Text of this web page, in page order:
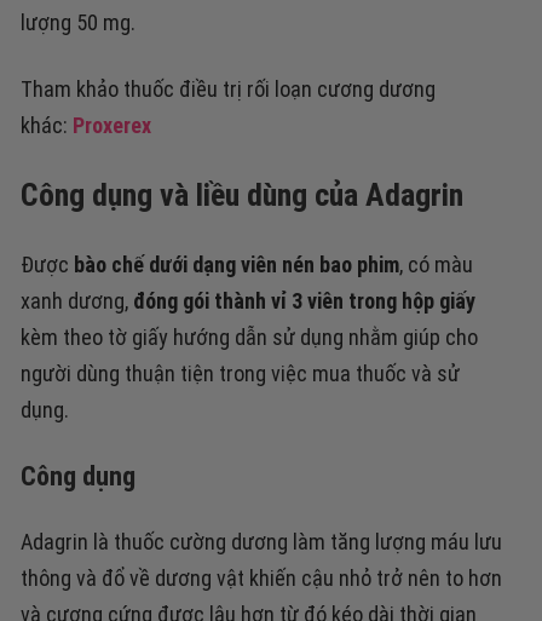
lượng 50 mg.
Tham khảo thuốc điều trị rối loạn cương dương
khác: Proxerex
Công dụng và liều dùng của Adagrin
Được bào chế dưới dạng viên nén bao phim, có màu
xanh dương, đóng gói thành vỉ 3 viên trong hộp giấy
kèm theo tờ giấy hướng dẫn sử dụng nhằm giúp cho
người dùng thuận tiện trong việc mua thuốc và sử
dụng.
Công dụng
Adagrin là thuốc cường dương làm tăng lượng máu lưu
thông và đổ về dương vật khiến cậu nhỏ trở nên to hơn
và cương cứng được lâu hơn từ đó kéo dài thời gian